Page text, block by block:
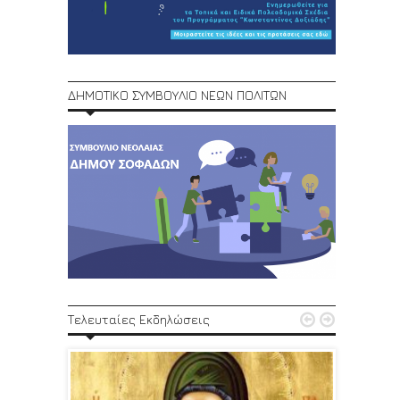
ΔΗΜΟΤΙΚΟ ΣΥΜΒΟΥΛΙΟ ΝΕΩΝ ΠΟΛΙΤΩΝ
Τελευταίες Εκδηλώσεις  